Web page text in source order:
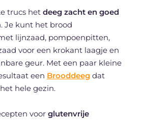
trucs het deeg zacht en goed
Je kunt het brood
lijnzaad, pompoenpitten,
voor een krokant laagje en
geur. Met een paar kleine
een Brooddeegdat
hele gezin.
voor glutenvrije